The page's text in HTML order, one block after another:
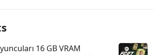
16 GB VRAM